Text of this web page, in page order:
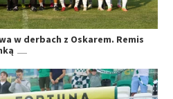
w derbach z Oskarem. Remis